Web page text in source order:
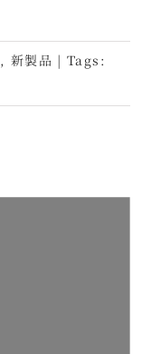
, 新製品 | Tags: